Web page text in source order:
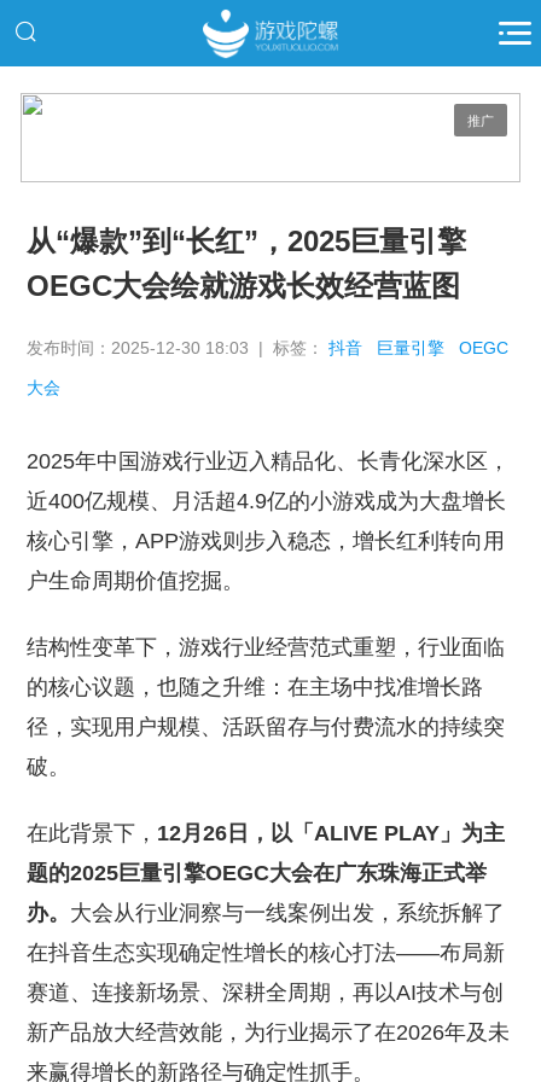
推广
从“爆款”到“长红”，2025巨量引擎
OEGC大会绘就游戏长效经营蓝图
发布时间：2025-12-30 18:03 | 标签：抖音 巨量引擎 OEGC
大会
2025年中国游戏行业迈入精品化、长青化深水区，
近400亿规模、月活超4.9亿的小游戏成为大盘增长
核心引擎，APP游戏则步入稳态，增长红利转向用
户生命周期价值挖掘。
结构性变革下，游戏行业经营范式重塑，行业面临
的核心议题，也随之升维：在主场中找准增长路
径，实现用户规模、活跃留存与付费流水的持续突
破。
在此背景下， 12月26日，以「ALIVE PLAY」为主
题的2025巨量引擎OEGC大会在广东珠海正式举
办。 大会从行业洞察与一线案例出发，系统拆解了
在抖音生态实现确定性增长的核心打法——布局新
赛道、连接新场景、深耕全周期，再以AI技术与创
新产品放大经营效能，为行业揭示了在2026年及未
来赢得增长的新路径与确定性抓手。